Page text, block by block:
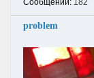
Сообщений: 182
problem